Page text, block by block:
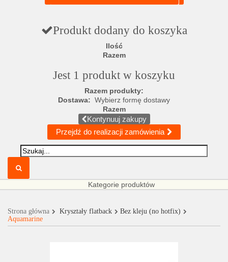
Produkt dodany do koszyka
Ilość
Razem
Jest 1 produkt w koszyku
Razem produkty:
Dostawa: Wybierz formę dostawy
Razem
Kontynuuj zakupy
Przejdź do realizacji zamówienia
Kategorie produktów
Strona główna Kryształy flatback
Bez kleju (no hotfix)
Aquamarine